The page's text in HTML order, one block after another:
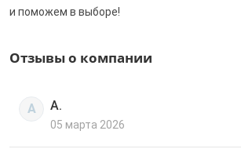
и поможем в выборе!
Отзывы о компании
А А.
05 марта 2026